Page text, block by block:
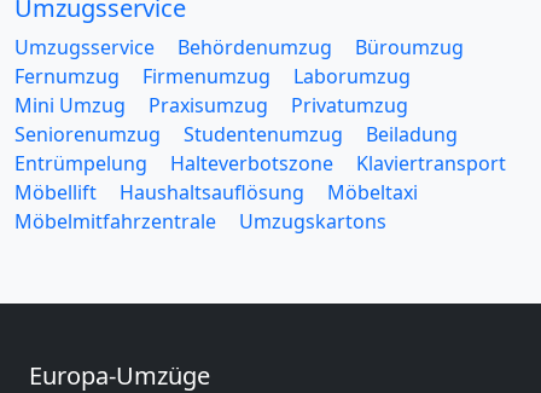
Umzugsservice
Umzugsservice Behördenumzug
Büroumzug
Fernumzug
Firmenumzug
Laborumzug
Mini Umzug
Praxisumzug
Privatumzug
Seniorenumzug
Studentenumzug
Beiladung
Entrümpelung
Halteverbotszone
Klaviertransport
Möbellift
Haushaltsauflösung
Möbeltaxi
Möbelmitfahrzentrale
Umzugskartons
Europa-Umzüge